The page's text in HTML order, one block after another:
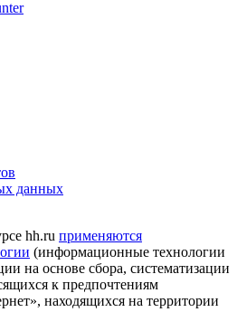
данных
hh.ru применяются
(информационные технологии
на основе сбора, систематизации
к предпочтениям
находящихся на территории